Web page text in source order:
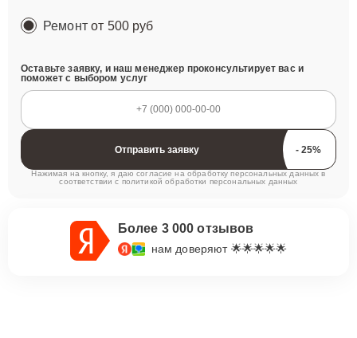
Ремонтот 500 руб
Оставьте заявку, и наш менеджер проконсультирует вас и
поможет с выбором услуг
Отправить заявку
Нажимая на кнопку, я даю согласие на обработку персональных данных в
соответствии с политикой обработки персональных данных
Более 3 000 отзывов
нам доверяют 🌟🌟🌟🌟🌟